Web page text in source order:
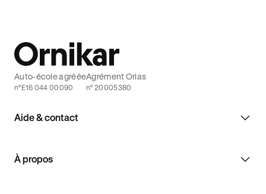
Aide & contact
À propos
Auto-école agréée
n°E16 044 00090
Agrément Orias
n° 20005380